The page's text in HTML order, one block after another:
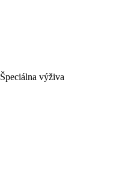
Špeciálna výživa